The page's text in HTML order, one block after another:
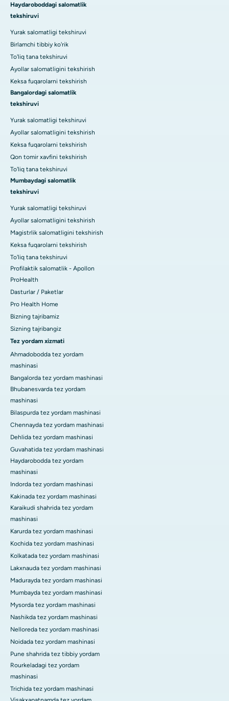
Haydaroboddagi salomatlik
tekshiruvi
Yurak salomatligi tekshiruvi
Birlamchi tibbiy ko'rik
To'liq tana tekshiruvi
Ayollar salomatligini tekshirish
Keksa fuqarolarni tekshirish
Bangalordagi salomatlik
tekshiruvi
Yurak salomatligi tekshiruvi
Ayollar salomatligini tekshirish
Keksa fuqarolarni tekshirish
Qon tomir xavfini tekshirish
To'liq tana tekshiruvi
Mumbaydagi salomatlik
tekshiruvi
Yurak salomatligi tekshiruvi
Ayollar salomatligini tekshirish
Magistrlik salomatligini tekshirish
Keksa fuqarolarni tekshirish
To'liq tana tekshiruvi
Profilaktik salomatlik - Apollon
ProHealth
Dasturlar / Paketlar
Pro Health Home
Bizning tajribamiz
Sizning tajribangiz
Tez yordam xizmati
Ahmadobodda tez yordam
mashinasi
Bangalorda tez yordam mashinasi
Bhubanesvarda tez yordam
mashinasi
Bilaspurda tez yordam mashinasi
Chennayda tez yordam mashinasi
Dehlida tez yordam mashinasi
Guvahatida tez yordam mashinasi
Haydarobodda tez yordam
mashinasi
Indorda tez yordam mashinasi
Kakinada tez yordam mashinasi
Karaikudi shahrida tez yordam
mashinasi
Karurda tez yordam mashinasi
Kochida tez yordam mashinasi
Kolkatada tez yordam mashinasi
Lakxnauda tez yordam mashinasi
Madurayda tez yordam mashinasi
Mumbayda tez yordam mashinasi
Mysorda tez yordam mashinasi
Nashikda tez yordam mashinasi
Nelloreda tez yordam mashinasi
Noidada tez yordam mashinasi
Pune shahrida tez tibbiy yordam
Rourkeladagi tez yordam
mashinasi
Trichida tez yordam mashinasi